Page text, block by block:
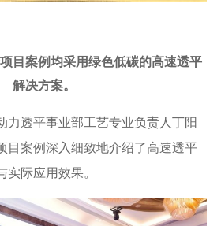
目案例均采用绿色低碳的高速透平
解决方案。
力透平事业部工艺专业负责人丁阳
目案例深入细致地介绍了高速透平
际应用效果。